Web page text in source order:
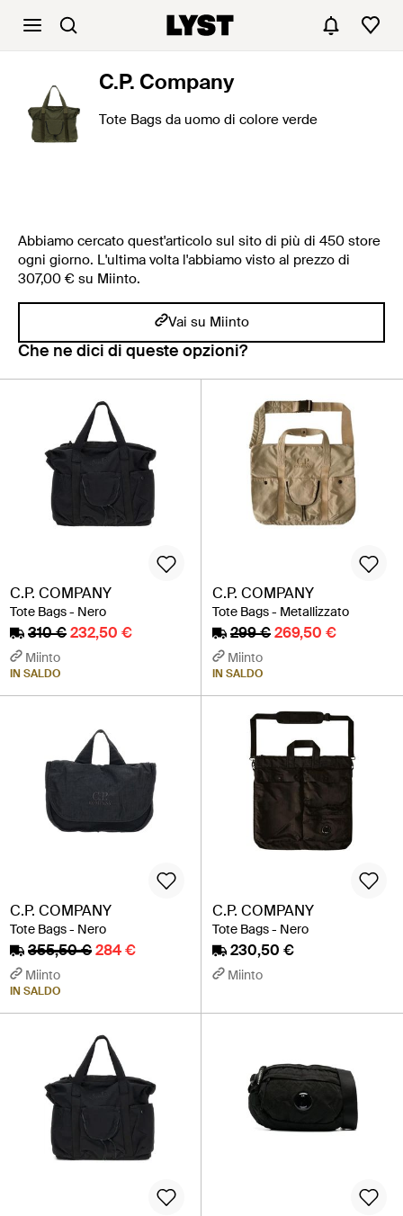
C.P. Company
Tote Bags da uomo di colore verde
Abbiamo cercato quest'articolo sul sito di più di 450 store
ogni giorno. L'ultima volta l'abbiamo visto al prezzo di
307,00 € su Miinto.
Vai su Miinto
Che ne dici di queste opzioni?
C.P. COMPANY
Tote Bags - Nero
310 €232,50 €
Miinto
IN SALDO
C.P. COMPANY
Tote Bags - Metallizzato
299 €269,50 €
Miinto
IN SALDO
C.P. COMPANY
Tote Bags - Nero
355,50 €284 €
Miinto
IN SALDO
C.P. COMPANY
Tote Bags - Nero
230,50 €
Miinto